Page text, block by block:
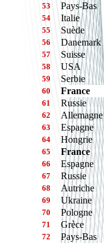
53 Pays-Bas
54 Italie
55 Suède
56 Danemark
57 Suisse
58 USA
59 Serbie
60 France
61 Russie
62 Allemagne
63 Espagne
64 Hongrie
65 France
66 Espagne
67 Russie
68 Autriche
69 Ukraine
70 Pologne
71 Grèce
72 Pays-Bas